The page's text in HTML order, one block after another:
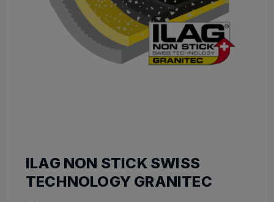
ILAG NON STICK SWISS
TECHNOLOGY GRANITEC